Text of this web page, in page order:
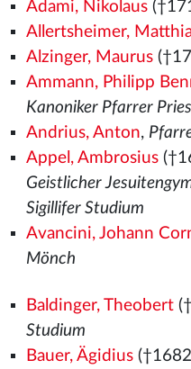
Adami, Nikolaus
Allertsheimer,
Alzinger, Maurus
Ammann, Philipp
Kanoniker Pfarrer
Andrius, Anton,
Appel, Ambrosius
Geistlicher
Sigillifer Studium
Avancini, Johann
Mönch
Baldinger, Theobert
Studium
Bauer, Ägidius